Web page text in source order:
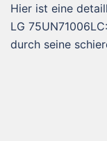
Hier ist eine
LG
durch seine